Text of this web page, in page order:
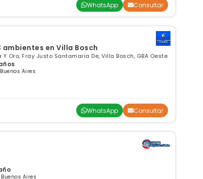
WhatsApp Consultar
en Villa Bosch
Y Oro, Fray Justo Santamaria De, Villa Bosch, GBA Oeste
Aires
WhatsApp Consultar
Aires